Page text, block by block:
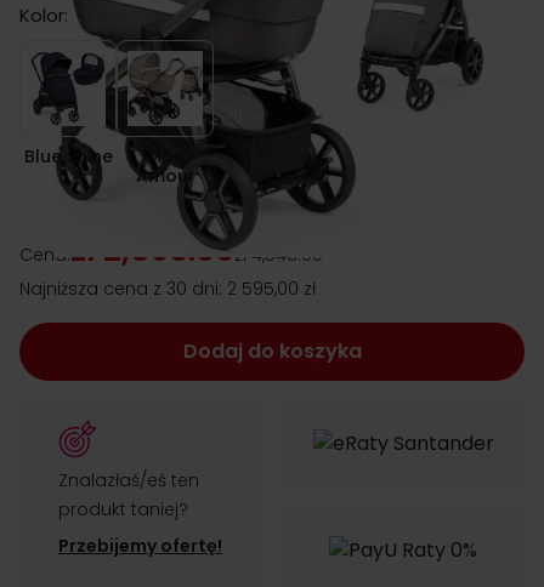
Kolor:
Blue Shine
Blue Shine
Mon Amour
Mon
Amour
Cena:zł 2,595.00zł 4,548.00
Najniższa cena z 30 dni: 2 595,00 zł
Dodaj do koszyka
Znalazłaś/eś ten
produkt taniej?
Przebijemy ofertę!